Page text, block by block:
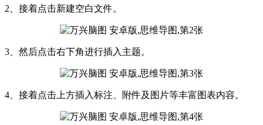
2、接着点击新建空白文件。
3、然后点击右下角进行插入主题。
4、接着点击上方插入标注、附件及图片等丰富图表内容。